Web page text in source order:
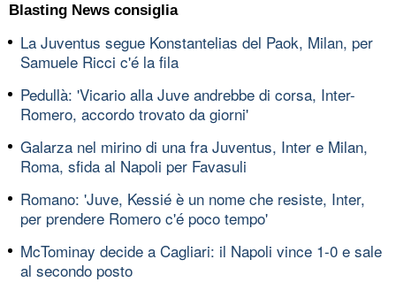
Blasting News consiglia
La Juventus segue Konstantelias del Paok, Milan, per
Samuele Ricci c'é la fila
Pedullà: 'Vicario alla Juve andrebbe di corsa, Inter-
Romero, accordo trovato da giorni'
Galarza nel mirino di una fra Juventus, Inter e Milan,
Roma, sfida al Napoli per Favasuli
Romano: 'Juve, Kessié è un nome che resiste, Inter,
per prendere Romero c'é poco tempo'
McTominay decide a Cagliari: il Napoli vince 1-0 e sale
al secondo posto